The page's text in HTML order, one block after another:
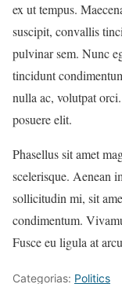
ex ut tempus.
suscipit, convallis
pulvinar sem. Nunc
tincidunt
nulla ac, volutpat
posuere elit.
Phasellus sit amet
scelerisque. Aenean
sollicitudin mi, sit
condimentum.
Fusce eu ligula at
Categorias: Politics